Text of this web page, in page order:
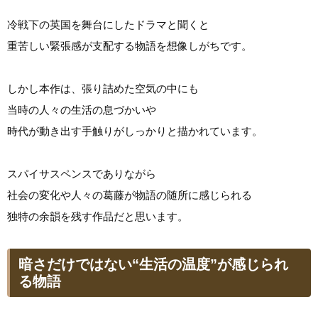
冷戦下の英国を舞台にしたドラマと聞くと
重苦しい緊張感が支配する物語を想像しがちです。
しかし本作は、張り詰めた空気の中にも
当時の人々の生活の息づかいや
時代が動き出す手触りがしっかりと描かれています。
スパイサスペンスでありながら
社会の変化や人々の葛藤が物語の随所に感じられる
独特の余韻を残す作品だと思います。
暗さだけではない“生活の温度”が感じられ
る物語